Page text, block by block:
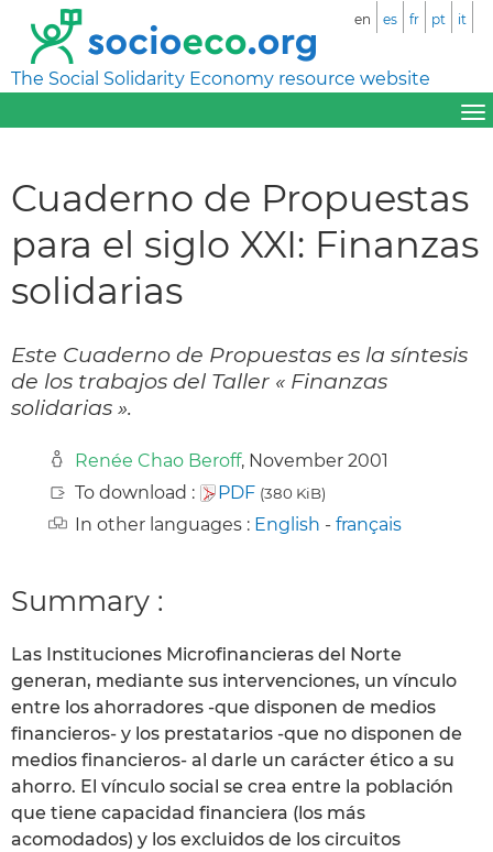
The Social Solidarity Economy resource website
en es fr pt it
Cuaderno de Propuestas
para el siglo XXI: Finanzas
solidarias
Este Cuaderno de Propuestas es la síntesis
de los trabajos del Taller « Finanzas
solidarias ».
Renée Chao Beroff, November 2001
To download :
PDF (380 KiB)
In other languages : English - français
Summary :
Las Instituciones Microfinancieras del Norte
generan, mediante sus intervenciones, un vínculo
entre los ahorradores -que disponen de medios
financieros- y los prestatarios -que no disponen de
medios financieros- al darle un carácter ético a su
ahorro. El vínculo social se crea entre la población
que tiene capacidad financiera (los más
acomodados) y los excluidos de los circuitos